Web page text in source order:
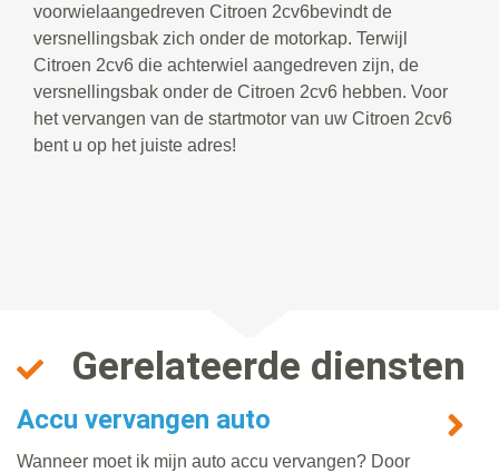
voorwielaangedreven Citroen 2cv6bevindt de
versnellingsbak zich onder de motorkap. Terwijl
Citroen 2cv6 die achterwiel aangedreven zijn, de
versnellingsbak onder de Citroen 2cv6 hebben. Voor
het vervangen van de startmotor van uw Citroen 2cv6
bent u op het juiste adres!
Gerelateerde diensten
Accu vervangen auto
Wanneer moet ik mijn auto accu vervangen? Door